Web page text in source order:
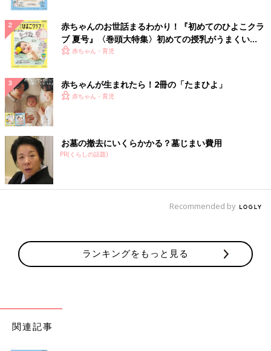
赤ちゃんのお世話まるわかり！『初めてのひよこクラ
ブ 夏号』〈巻頭大特集〉初めての授乳がうまくい
く！ おっぱい・ミルクの基本と夏のトラブル 解決テ
赤ちゃん・育児
赤ちゃんが生まれたら！2冊の「たまひよ」
赤ちゃん・育児
お墓の撤去にいくらかかる？墓じまい費用
PR(くらしの話題)
Recommended by
ランキングをもっと見る
関連記事